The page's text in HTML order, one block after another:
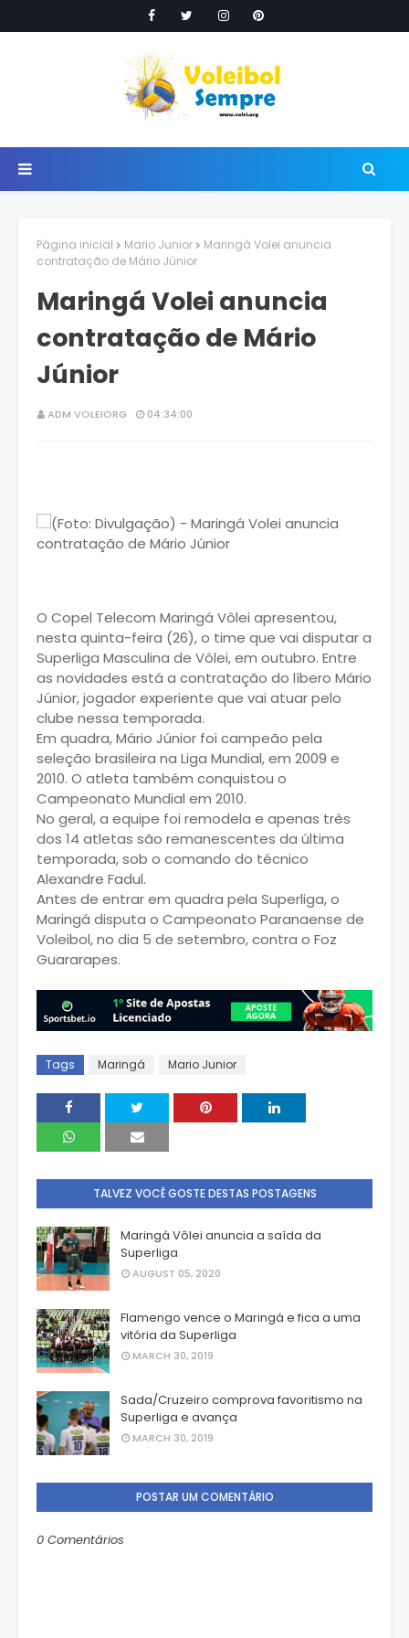
Página inicial Mario Junior
Maringá Volei anuncia
contratação de Mário Júnior
Maringá Volei anuncia
contratação de Mário
Júnior
ADM VOLEIORG 04:34:00
O Copel Telecom Maringá Vôlei apresentou,
nesta quinta-feira (26), o time que vai disputar a
Superliga Masculina de Vôlei, em outubro. Entre
as novidades está a contratação do líbero Mário
Júnior, jogador experiente que vai atuar pelo
clube nessa temporada.
Em quadra, Mário Júnior foi campeão pela
seleção brasileira na Liga Mundial, em 2009 e
2010. O atleta também conquistou o
Campeonato Mundial em 2010.
No geral, a equipe foi remodela e apenas três
dos 14 atletas são remanescentes da última
temporada, sob o comando do técnico
Alexandre Fadul.
Antes de entrar em quadra pela Superliga, o
Maringá disputa o Campeonato Paranaense de
Voleibol, no dia 5 de setembro, contra o Foz
Guararapes.
Tags Maringá Mario Junior
TALVEZ VOCÊ GOSTE DESTAS POSTAGENS
Maringá Vôlei anuncia a saída da
Superliga
AUGUST 05, 2020
Flamengo vence o Maringá e fica a uma
vitória da Superliga
MARCH 30, 2019
Sada/Cruzeiro comprova favoritismo na
Superliga e avança
MARCH 30, 2019
POSTAR UM COMENTÁRIO
0 Comentários